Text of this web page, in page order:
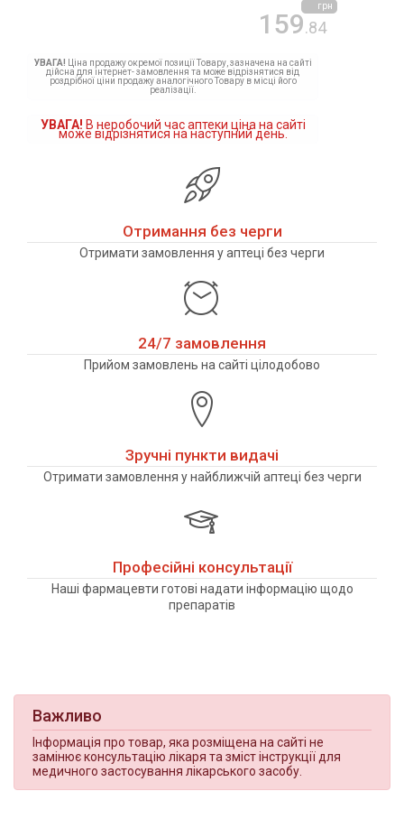
159.84
грн
УВАГА! Ціна продажу окремої позиції Товару, зазначена на сайті
дійсна для інтернет- замовлення та може відрізнятися від
роздрібної ціни продажу аналогічного Товару в місці його
реалізації.
УВАГА! В неробочий час аптеки ціна на сайті
може відрізнятися на наступний день.
Отримання без черги
Отримати замовлення у аптеці без черги
24/7 замовлення
Прийом замовлень на сайті цілодобово
Зручні пункти видачі
Отримати замовлення у найближчій аптеці без черги
Професійні консультації
Наші фармацевти готові надати інформацію щодо
препаратів
Важливо
Інформація про товар, яка розміщена на сайті не
замінює консультацію лікаря та зміст інструкції для
медичного застосування лікарського засобу.